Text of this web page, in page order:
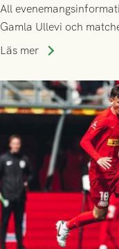
All
Gamla Ullevi och
kvalet till Conference
Läs mer